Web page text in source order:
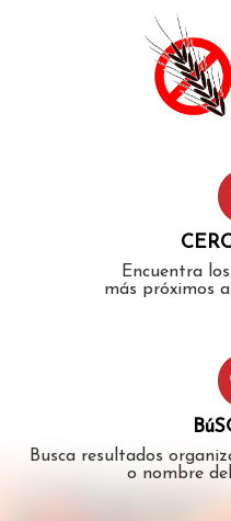
Encuentra
más próximos
Busca resultados
o nombre
authorized to show the
ID 546ddaab-b478-4440-
the domain group in the